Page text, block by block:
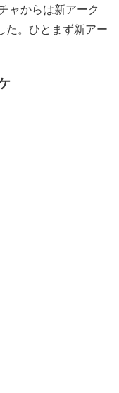
ャからは新アーク
た。ひとまず新アー